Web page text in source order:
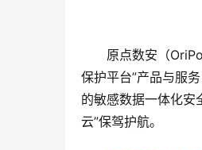
原点数安（
保护平台”产品与服
的敏感数据一体化安
云”保驾护航。